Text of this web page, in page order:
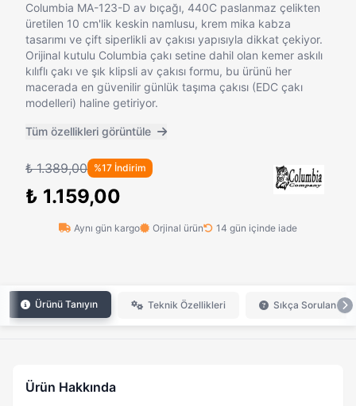
Columbia MA-123-D av bıçağı, 440C paslanmaz çelikten
üretilen 10 cm'lik keskin namlusu, krem mika kabza
tasarımı ve çift siperlikli av çakısı yapısıyla dikkat çekiyor.
Orijinal kutulu Columbia çakı setine dahil olan kemer askılı
kılıflı çakı ve şık klipsli av çakısı formu, bu ürünü her
macerada en güvenilir günlük taşıma çakısı (EDC çakı
modelleri) haline getiriyor.
Tüm özellikleri görüntüle
₺ 1.389,00 %17 İndirim
₺ 1.159,00
Aynı gün kargo Orjinal ürün 14 gün içinde iade
Ürünü Tanıyın Teknik Özellikleri Sıkça Sorulan
Ürün Hakkında